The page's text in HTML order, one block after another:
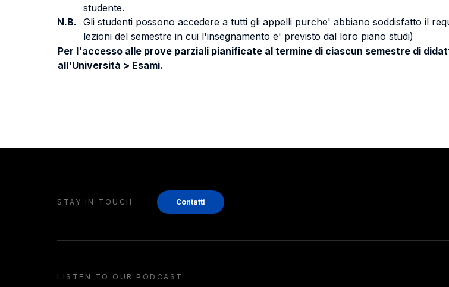
studente.
N.B. Gli studenti possono accedere a tutti gli appelli purche' abbiano soddisfatto il
lezioni del semestre in cui l'insegnamento e' previsto dal loro piano studi)
Per l'accesso alle prove parziali pianificate al termine di ciascun semestre di
all'Università > Esami.
STAY IN TOUCH Contatti
LISTEN TO OUR PODCAST